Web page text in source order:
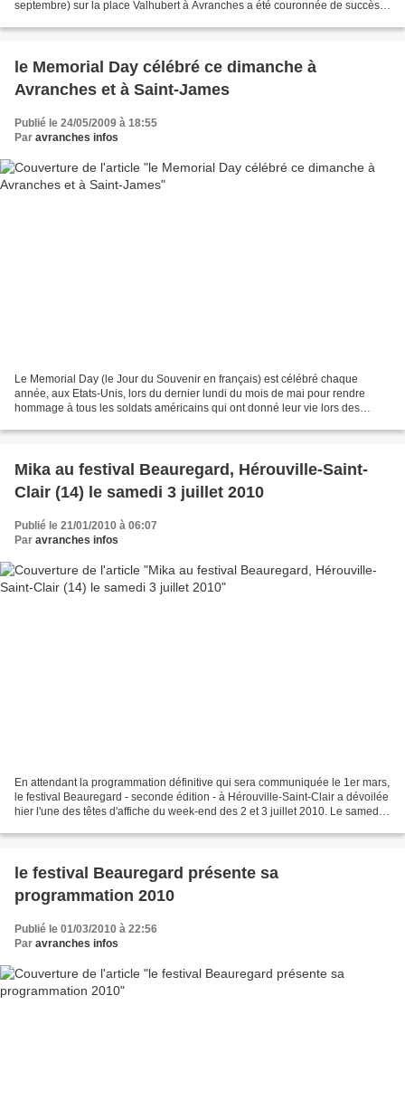
septembre) sur la place Valhubert à Avranches a été couronnée de succès.
le Memorial Day célébré ce dimanche à
Avranches et à Saint-James
Publié le 24/05/2009 à 18:55
Par avranches infos
Le Memorial Day (le Jour du Souvenir en français) est célébré chaque
année, aux Etats-Unis, lors du dernier lundi du mois de mai pour rendre
hommage à tous les soldats américains qui ont donné leur vie lors des
Mika au festival Beauregard, Hérouville-Saint-
Clair (14) le samedi 3 juillet 2010
Publié le 21/01/2010 à 06:07
Par avranches infos
En attendant la programmation définitive qui sera communiquée le 1er mars,
le festival Beauregard - seconde édition - à Hérouville-Saint-Clair a dévoilée
hier l'une des têtes d'affiche du week-end des 2 et 3 juillet 2010. Le samedi 3
le festival Beauregard présente sa
programmation 2010
Publié le 01/03/2010 à 22:56
Par avranches infos